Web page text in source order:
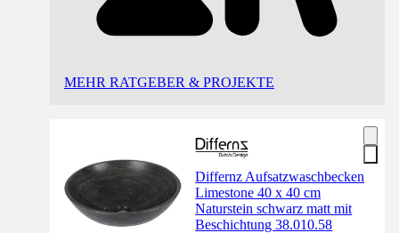
MEHR RATGEBER & PROJEKTE
Differnz Aufsatzwaschbecken
Limestone 40 x 40 cm
Naturstein schwarz matt mit
Beschichtung 38.010.58